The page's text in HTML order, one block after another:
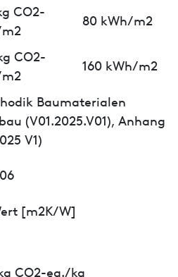
CO2-
80 kWh/m2
CO2-
160 kWh/m2
Baumaterialen
(V01.2025.V01), Anhang
V1)
[m2K/W]
CO2-eq./kg